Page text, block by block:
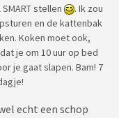
stellen
. Ik zou
en de kattenbak
Koken moet ook,
je om 10 uur op bed
je gaat slapen. Bam! 7
echt een schop